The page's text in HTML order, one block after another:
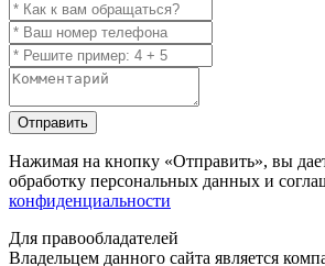
Отправить
Нажимая на кнопку «Отправить», вы
обработку персональных данных и
конфиденциальности
Для правообладателей
Владельцем данного сайта является